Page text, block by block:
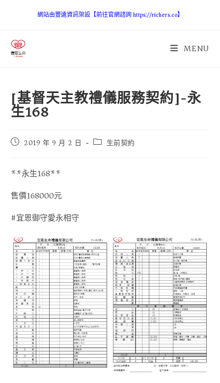
網站由豐遠資訊架設【前往官網諮詢 https://richers.co】
MENU
[基督天主教禮儀服務契約]-永
生168
2019 年 9 月 2 日 生前契約
**永生168**
售價168000元
#宜恩御守愛永相守